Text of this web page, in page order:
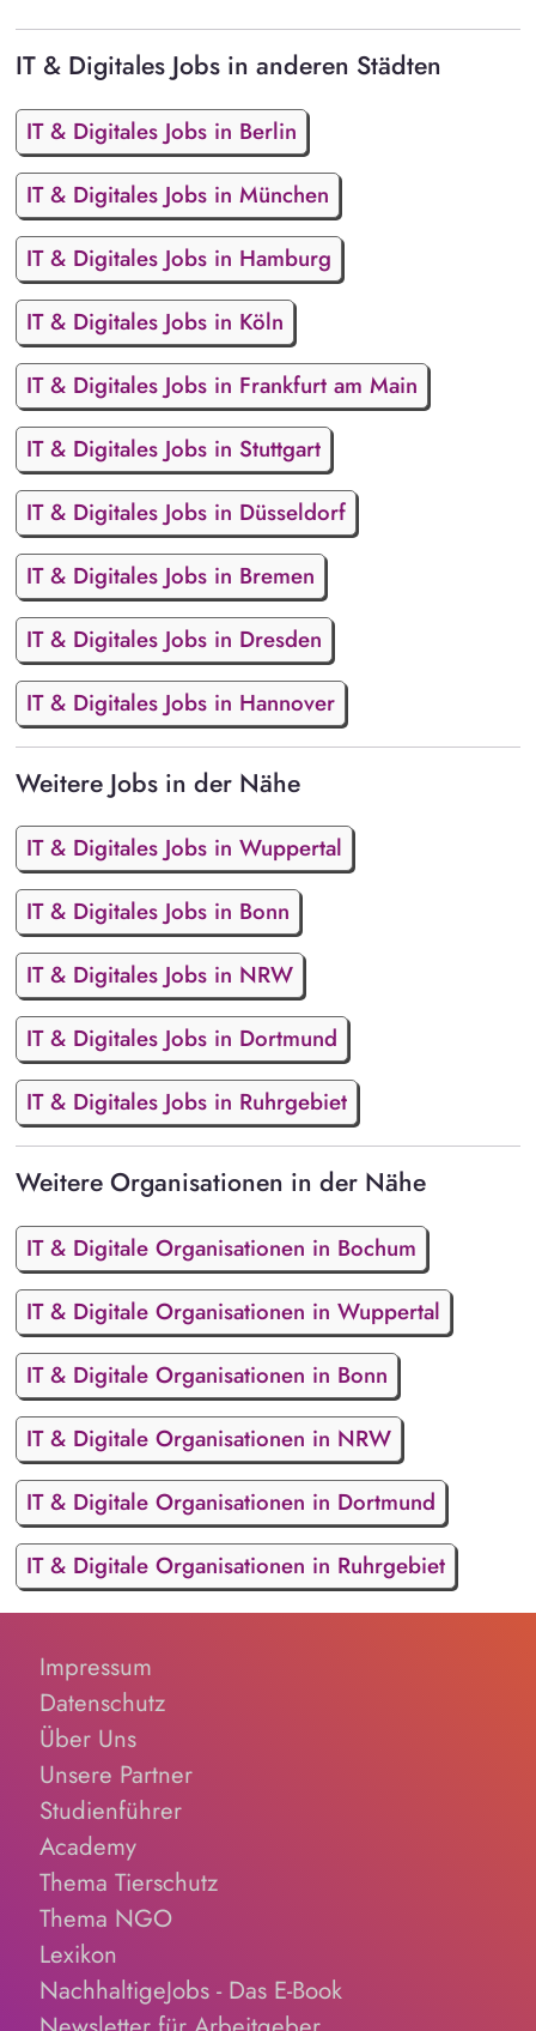
IT & Digitales Jobs in anderen Städten
IT & Digitales Jobs in Berlin
IT & Digitales Jobs in München
IT & Digitales Jobs in Hamburg
IT & Digitales Jobs in Köln
IT & Digitales Jobs in Frankfurt am Main
IT & Digitales Jobs in Stuttgart
IT & Digitales Jobs in Düsseldorf
IT & Digitales Jobs in Bremen
IT & Digitales Jobs in Dresden
IT & Digitales Jobs in Hannover
Weitere Jobs in der Nähe
IT & Digitales Jobs in Wuppertal
IT & Digitales Jobs in Bonn
IT & Digitales Jobs in NRW
IT & Digitales Jobs in Dortmund
IT & Digitales Jobs in Ruhrgebiet
Weitere Organisationen in der Nähe
IT & Digitale Organisationen in Bochum
IT & Digitale Organisationen in Wuppertal
IT & Digitale Organisationen in Bonn
IT & Digitale Organisationen in NRW
IT & Digitale Organisationen in Dortmund
IT & Digitale Organisationen in Ruhrgebiet
Impressum
Datenschutz
Über Uns
Unsere Partner
Studienführer
Academy
Thema Tierschutz
Thema NGO
Lexikon
NachhaltigeJobs - Das E-Book